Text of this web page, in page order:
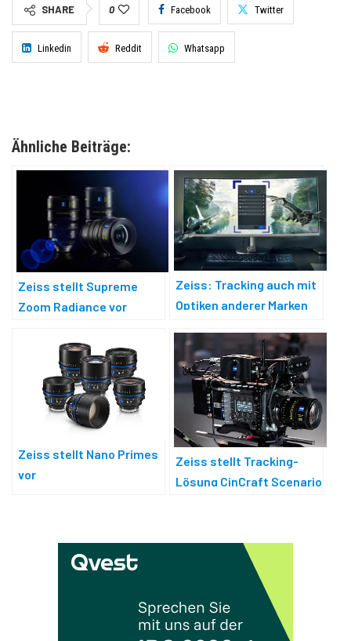
SHARE 0 Facebook Twitter
Linkedin Reddit Whatsapp
Ähnliche Beiträge:
Zeiss stellt Supreme
Zoom Radiance vor
Zeiss: Tracking auch mit
Optiken anderer Marken
Zeiss stellt Nano Primes
vor
Zeiss stellt Tracking-
Lösung CinCraft Scenario